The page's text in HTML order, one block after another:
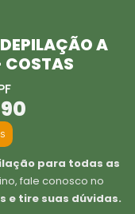
A
COSTAS
para todas as
fale conosco no
e tire suas dúvidas.